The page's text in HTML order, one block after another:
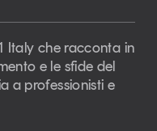
Italy che racconta in
e le sfide del
a professionisti e